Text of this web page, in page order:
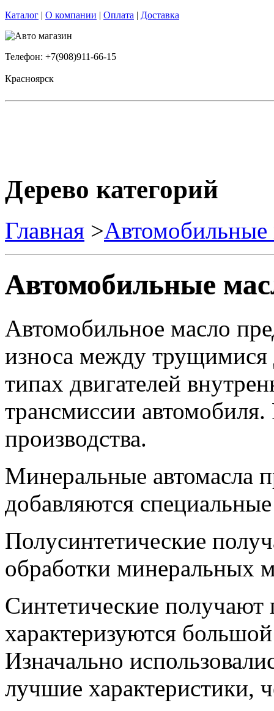
Каталог | О компании | Оплата | Доставка
Телефон: +7(908)911-66-15
Красноярск
Дерево категорий
Главная >Автомобильные
Автомобильные
Автомобильное масло
износа между трущимися
типах двигателей
трансмиссии
производства.
Минеральные автомасла
добавляются
Полусинтетические
обработки минеральных
Синтетические
характеризуются
Изначально
лучшие характеристики,